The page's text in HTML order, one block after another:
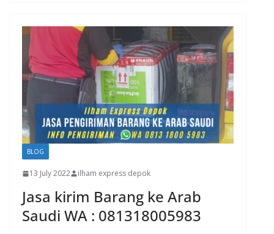
BLOG
13 July 2022 ilham express depok
Jasa kirim Barang ke Arab
Saudi WA : 081318005983